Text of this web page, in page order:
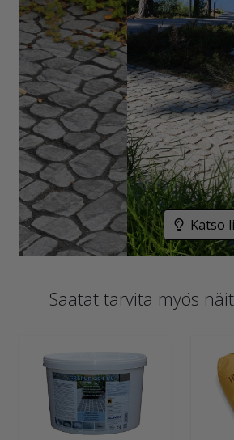
Katso
Saatat tarvita myös